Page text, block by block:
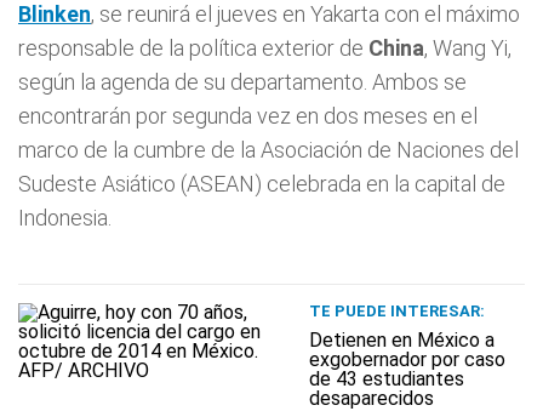
Blinken, se reunirá el jueves en Yakarta con el máximo
responsable de la política exterior de China, Wang Yi,
según la agenda de su departamento. Ambos se
encontrarán por segunda vez en dos meses en el
marco de la cumbre de la Asociación de Naciones del
Sudeste Asiático (ASEAN) celebrada en la capital de
Indonesia.
TE PUEDE INTERESAR:
Detienen en México a
exgobernador por caso
de 43 estudiantes
desaparecidos